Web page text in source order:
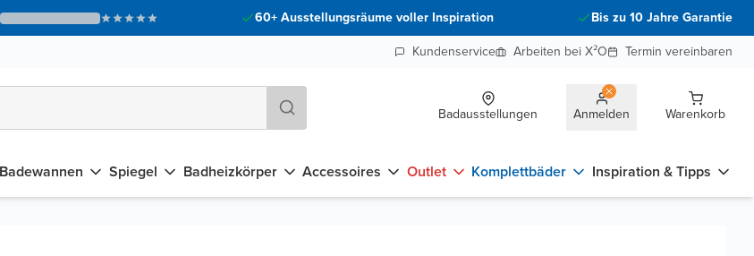
60+ Ausstellungsräume voller Inspiration
Bis zu 10 Jahre Garantie
Kundenservice
Arbeiten bei X²O Termin vereinbaren
Badausstellungen Anmelden Warenkorb
Badewannen Spiegel Badheizkörper Accessoires Outlet Komplettbäder Inspiration & Tipps